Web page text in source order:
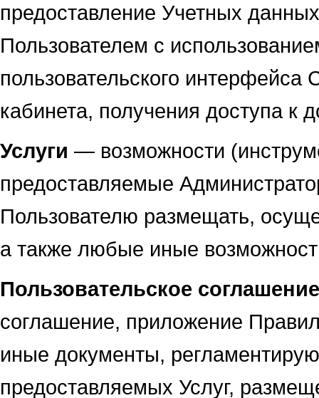
предоставление Учетных
Пользователем с
пользовательского
кабинета, получения доступа к
Услуги — возможности
предоставляемые
Пользователю размещать,
а также любые иные
Пользовательское соглашение
соглашение, приложение
иные документы,
предоставляемых Услуг,